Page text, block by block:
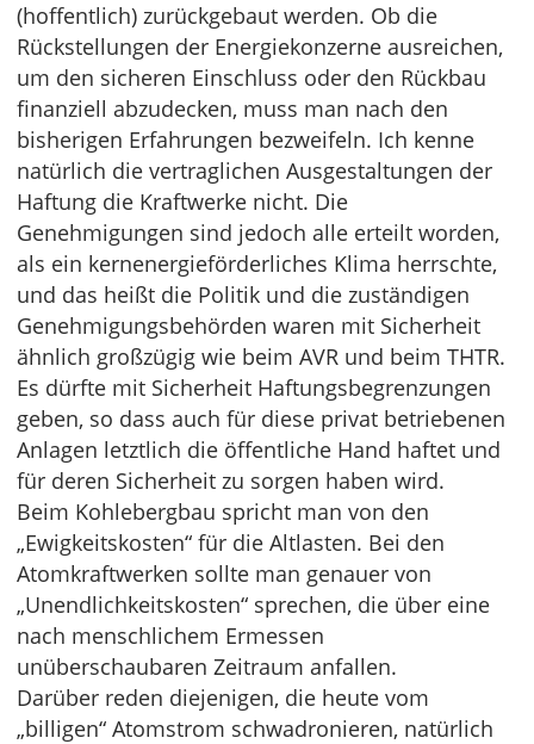
(hoffentlich) zurückgebaut werden. Ob die
Rückstellungen der Energiekonzerne ausreichen,
um den sicheren Einschluss oder den Rückbau
finanziell abzudecken, muss man nach den
bisherigen Erfahrungen bezweifeln. Ich kenne
natürlich die vertraglichen Ausgestaltungen der
Haftung die Kraftwerke nicht. Die
Genehmigungen sind jedoch alle erteilt worden,
als ein kernenergieförderliches Klima herrschte,
und das heißt die Politik und die zuständigen
Genehmigungsbehörden waren mit Sicherheit
ähnlich großzügig wie beim AVR und beim THTR.
Es dürfte mit Sicherheit Haftungsbegrenzungen
geben, so dass auch für diese privat betriebenen
Anlagen letztlich die öffentliche Hand haftet und
für deren Sicherheit zu sorgen haben wird.
Beim Kohlebergbau spricht man von den
„Ewigkeitskosten“ für die Altlasten. Bei den
Atomkraftwerken sollte man genauer von
„Unendlichkeitskosten“ sprechen, die über eine
nach menschlichem Ermessen
unüberschaubaren Zeitraum anfallen.
Darüber reden diejenigen, die heute vom
„billigen“ Atomstrom schwadronieren, natürlich